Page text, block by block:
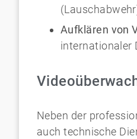
Aufklären von
internationaler
Neben der
auch technische